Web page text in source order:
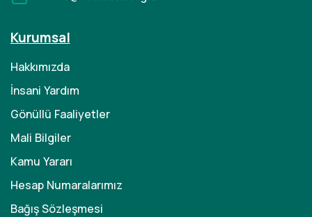
Kurumsal
Hakkımızda
İnsani Yardım
Gönüllü Faaliyetler
Mali Bilgiler
Kamu Yararı
Hesap Numaralarımız
Bağış Sözleşmesi